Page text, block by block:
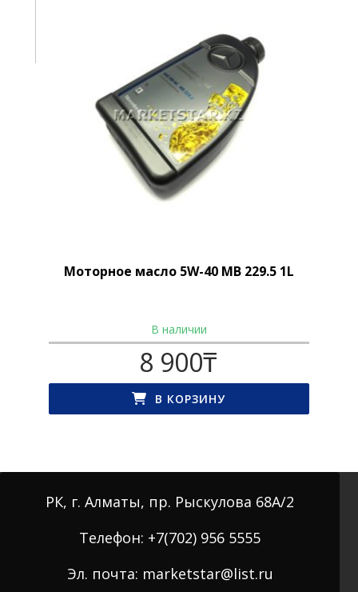
Моторное масло 5W-40 MB 229.5 1L
В наличии
8 900₸
В КОРЗИНУ
РК, г. Алматы, пр. Рыскулова 68А/2
Телефон: +7(702) 956 5555
Эл. почта: marketstar@list.ru